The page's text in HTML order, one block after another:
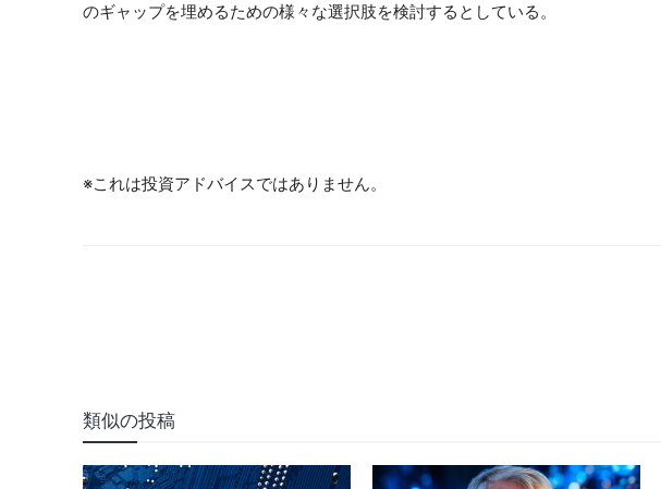
のギャップを埋めるための様々な選択肢を検討するとしている。
※これは投資アドバイスではありません。
類似の投稿